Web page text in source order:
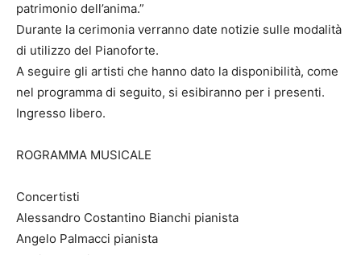
patrimonio dell’anima.”
Durante la cerimonia verranno date notizie sulle modalità
di utilizzo del Pianoforte.
A seguire gli artisti che hanno dato la disponibilità, come
nel programma di seguito, si esibiranno per i presenti.
Ingresso libero.
ROGRAMMA MUSICALE
Concertisti
Alessandro Costantino Bianchi pianista
Angelo Palmacci pianista